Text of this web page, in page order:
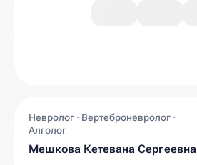
Невролог · Вертеброневролог ·
Алголог
Мешкова Кетевана Сергеевна